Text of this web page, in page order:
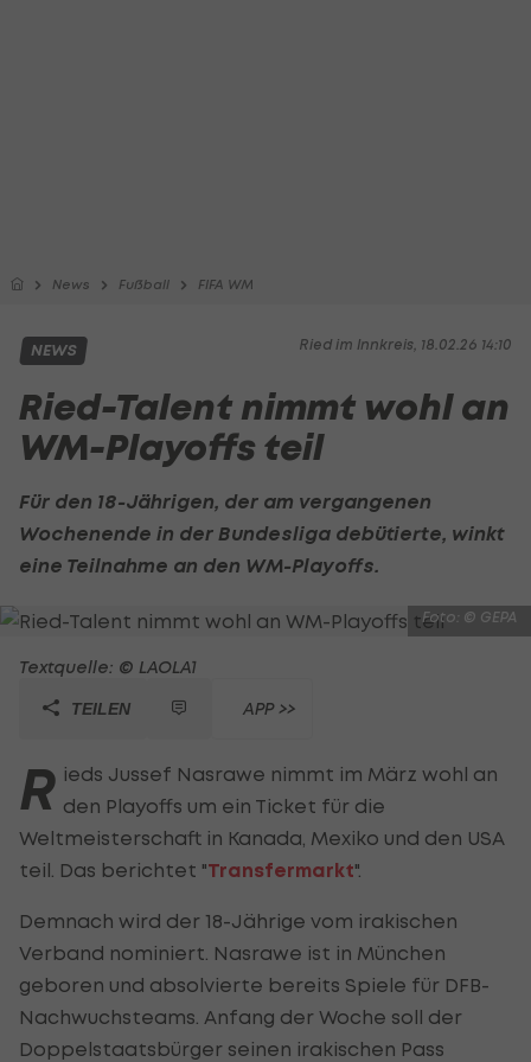
News Fußball FIFA WM
Ried im Innkreis, 18.02.26 14:10
NEWS
Ried-Talent nimmt wohl an
WM-Playoffs teil
Für den 18-Jährigen, der am vergangenen
Wochenende in der Bundesliga debütierte, winkt
eine Teilnahme an den WM-Playoffs.
Foto: © GEPA
Textquelle: © LAOLA1
TEILEN APP >>
R ieds Jussef Nasrawe nimmt im März wohl an
den Playoffs um ein Ticket für die
Weltmeisterschaft in Kanada, Mexiko und den USA
teil. Das berichtet "Transfermarkt".
Demnach wird der 18-Jährige vom irakischen
Verband nominiert. Nasrawe ist in München
geboren und absolvierte bereits Spiele für DFB-
Nachwuchsteams. Anfang der Woche soll der
Doppelstaatsbürger seinen irakischen Pass